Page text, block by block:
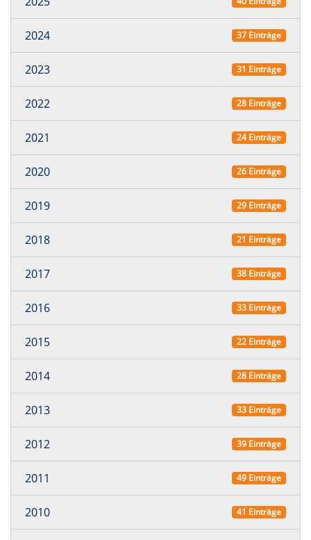
2024 37 Einträge
2023 31 Einträge
2022 28 Einträge
2021 24 Einträge
2020 26 Einträge
2019 29 Einträge
2018 21 Einträge
2017 38 Einträge
2016 33 Einträge
2015 22 Einträge
2014 28 Einträge
2013 33 Einträge
2012 39 Einträge
2011 49 Einträge
2010 41 Einträge